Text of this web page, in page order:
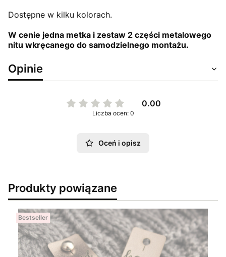
Dostępne w kilku kolorach.
W cenie jedna metka i zestaw 2 części metalowego
nitu wkręcanego do samodzielnego montażu.
Opinie
0.00
Liczba ocen: 0
Oceń i opisz
Produkty powiązane
Bestseller